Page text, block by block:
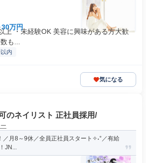
万円
上 ・未経験OK 美容に興味がある方大歓
も...
内
気になる
のネイリスト 正社員採用/
／月8～9休／全員正社員スタート✧˖°／有給
JN...